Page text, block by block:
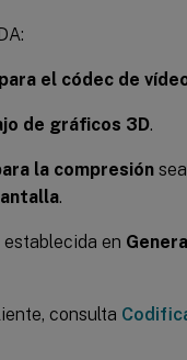
el códec de
de gráficos 3D.
la compresión
.
establecida en
consulta